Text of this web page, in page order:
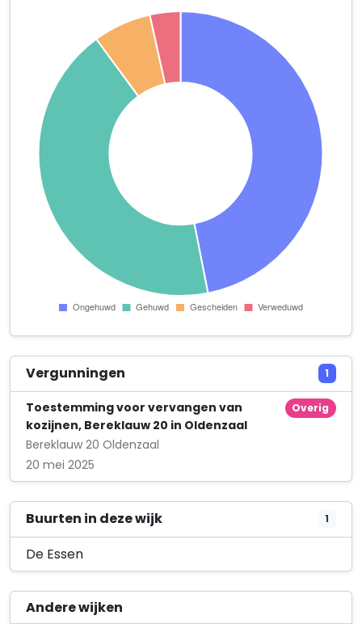
Vergunningen 1
Toestemming voor vervangen van
kozijnen, Bereklauw 20 in Oldenzaal
Bereklauw 20 Oldenzaal
Overig
20 mei 2025
Buurten in deze wijk 1
De Essen
Andere wijken